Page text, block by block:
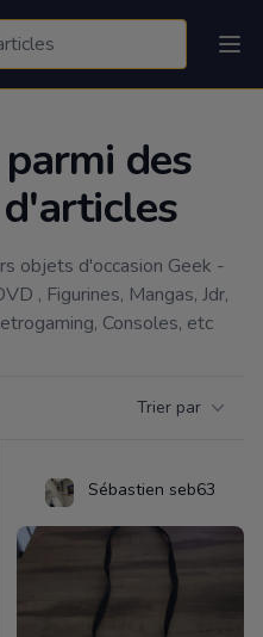
des
objets d'occasion Geek -
, Figurines, Mangas, Jdr,
Consoles, etc
Trier par
Sébastien seb63